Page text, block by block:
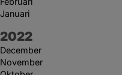
Januari
År:
2022
December
November